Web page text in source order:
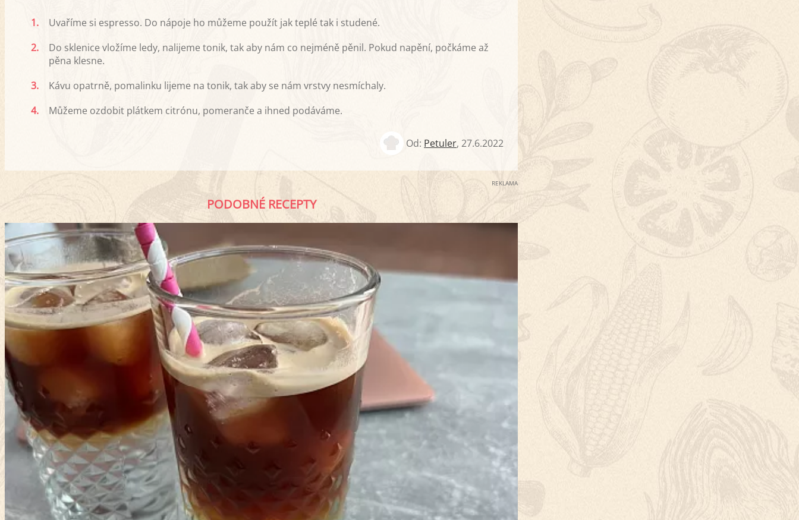
1.
Uvaříme si espresso. Do nápoje ho můžeme použít jak teplé tak i studené.
2.
Do sklenice vložíme ledy, nalijeme tonik, tak aby nám co nejméně pěnil. Pokud napění, počkáme až
pěna klesne.
3.
Kávu opatrně, pomalinku lijeme na tonik, tak aby se nám vrstvy nesmíchaly.
4.
Můžeme ozdobit plátkem citrónu, pomeranče a ihned podáváme.
Od: Petuler,27.6.2022
REKLAMA
PODOBNÉ RECEPTY